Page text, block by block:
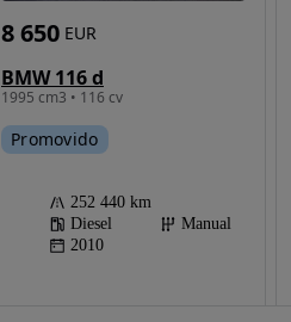
BMW 116 d
1995 cm3 • 116 cv
8 650 EUR
Promovido
252 440 km
Diesel
Manual
2010